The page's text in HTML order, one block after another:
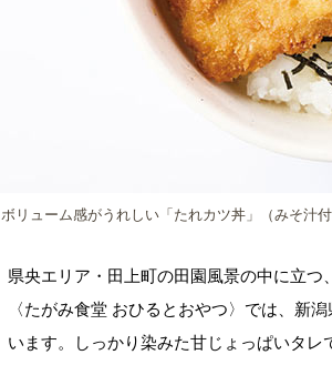
ボリューム感がうれしい「たれカツ丼」（みそ汁付
県央エリア・田上町の田園風景の中に立
〈たがみ食堂 おひるとおやつ〉では、新
います。しっかり染みた甘じょっぱいタ